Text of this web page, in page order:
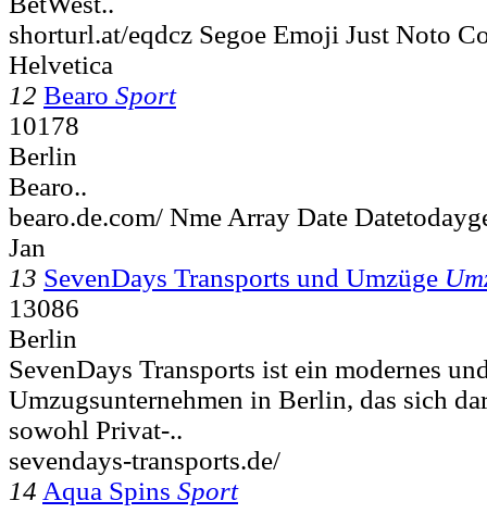
shorturl.at/eqdcz Segoe Emoji Just Noto
Helvetica
12 Bearo Sport
10178
Berlin
Bearo..
bearo.de.com/ Nme Array Date
Jan
13 SevenDays Transports und Umzüge
13086
Berlin
SevenDays Transports ist ein modernes
Umzugsunternehmen in Berlin, das sich
sowohl Privat-..
sevendays-transports.de/
14 Aqua Spins Sport